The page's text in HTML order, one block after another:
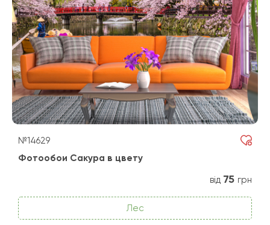
№14629
Фотообои Сакура в цвету
від 75 грн
Лес